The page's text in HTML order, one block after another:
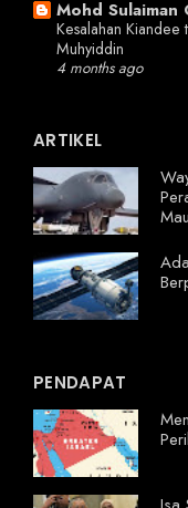
Mohd Sulaiman
Kesalahan Kiandee
Muhyiddin
4 months ago
ARTIKEL
PENDAPAT